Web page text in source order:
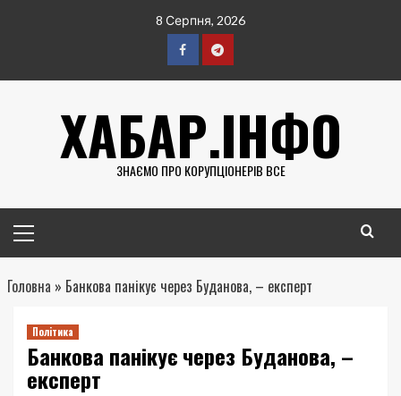
8 Серпня, 2026
FacebookTelegram
ХАБАР.ІНФО
ЗНАЄМО ПРО КОРУПЦІОНЕРІВ ВСЕ
меню
Головна » Банкова панікує через Буданова, – експерт
Політика
Банкова панікує через Буданова, –
експерт